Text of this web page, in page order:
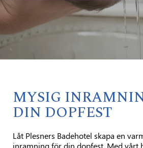
MYSIG
DIN DOPFEST
Låt Plesners Badehotel skapa en
inramning för din dopfest. Med vårt